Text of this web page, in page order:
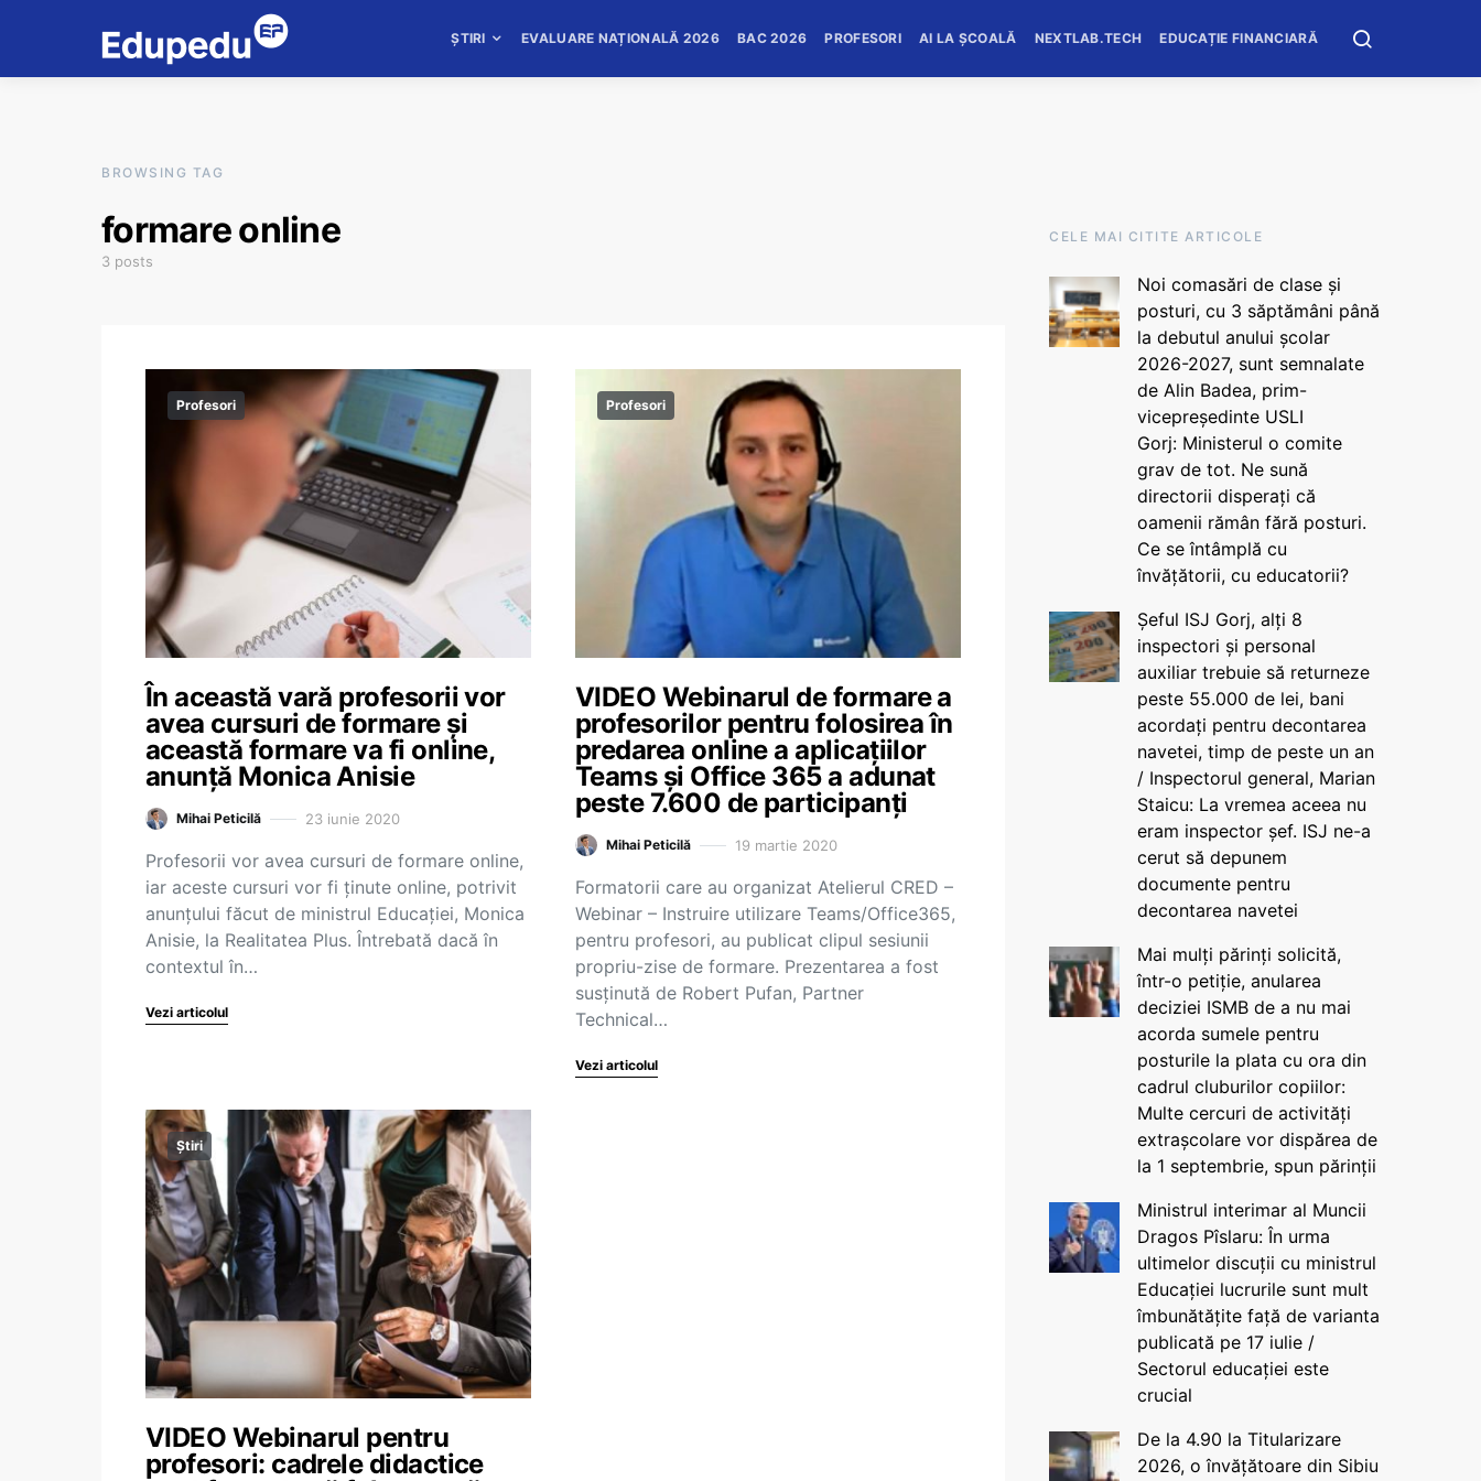
ȘTIRI EVALUARE NAȚIONALĂ 2026 BAC 2026 PROFESORI AI LA ȘCOALĂ NEXTLAB.TECH EDUCAȚIE FINANCIARĂ
BROWSING TAG
formare online
3 posts
Profesori
În această vară profesorii vor
avea cursuri de formare și
această formare va fi online,
anunță Monica Anisie
Mihai Peticilă 23 iunie 2020
Profesorii vor avea cursuri de formare online,
iar aceste cursuri vor fi ținute online, potrivit
anunțului făcut de ministrul Educației, Monica
Anisie, la Realitatea Plus. Întrebată dacă în
contextul în…
Vezi articolul
Profesori
VIDEO Webinarul de formare a
profesorilor pentru folosirea în
predarea online a aplicațiilor
Teams și Office 365 a adunat
peste 7.600 de participanți
Mihai Peticilă 19 martie 2020
Formatorii care au organizat Atelierul CRED –
Webinar – Instruire utilizare Teams/Office365,
pentru profesori, au publicat clipul sesiunii
propriu-zise de formare. Prezentarea a fost
susținută de Robert Pufan, Partner
Technical…
Vezi articolul
Știri
VIDEO Webinarul pentru
profesori: cadrele didactice
CELE MAI CITITE ARTICOLE
Noi comasări de clase și
posturi, cu 3 săptămâni până
la debutul anului școlar
2026-2027, sunt semnalate
de Alin Badea, prim-
vicepreședinte USLI
Gorj: Ministerul o comite
grav de tot. Ne sună
directorii disperați că
oamenii rămân fără posturi.
Ce se întâmplă cu
învățătorii, cu educatorii?
Șeful ISJ Gorj, alți 8
inspectori și personal
auxiliar trebuie să returneze
peste 55.000 de lei, bani
acordați pentru decontarea
navetei, timp de peste un an
/ Inspectorul general, Marian
Staicu: La vremea aceea nu
eram inspector șef. ISJ ne-a
cerut să depunem
documente pentru
decontarea navetei
Mai mulți părinți solicită,
într-o petiție, anularea
deciziei ISMB de a nu mai
acorda sumele pentru
posturile la plata cu ora din
cadrul cluburilor copiilor:
Multe cercuri de activități
extrașcolare vor dispărea de
la 1 septembrie, spun părinții
Ministrul interimar al Muncii
Dragos Pîslaru: În urma
ultimelor discuții cu ministrul
Educației lucrurile sunt mult
îmbunătățite față de varianta
publicată pe 17 iulie /
Sectorul educației este
crucial
De la 4.90 la Titularizare
2026, o învățătoare din Sibiu